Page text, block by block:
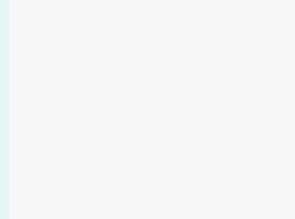
Đông Anh 2026: Từ “Huyện
Trong bối cảnh Quy hoạch